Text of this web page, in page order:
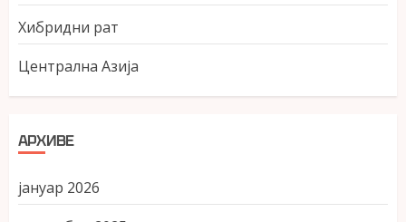
Хибридни рат
Централна Азија
АРХИВЕ
јануар 2026